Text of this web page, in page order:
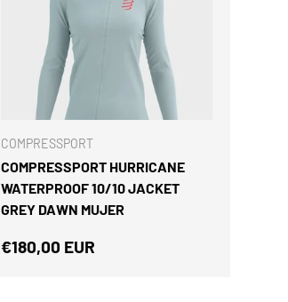
COMPRESSPORT
COMPRESSPORT HURRICANE
WATERPROOF 10/10 JACKET
GREY DAWN MUJER
Precio normal
€180,00 EUR